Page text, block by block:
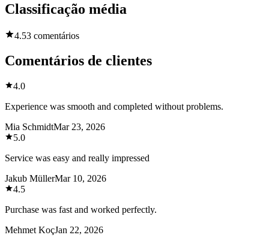
Classificação média
4.53 comentários
Comentários de clientes
4.0
Experience was smooth and completed without problems.
Mia SchmidtMar 23, 2026
5.0
Service was easy and really impressed
Jakub MüllerMar 10, 2026
4.5
Purchase was fast and worked perfectly.
Mehmet KoçJan 22, 2026